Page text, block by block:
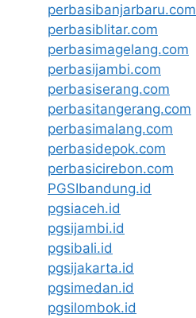
perbasibanjarbaru.com
perbasiblitar.com
perbasimagelang.com
perbasijambi.com
perbasiserang.com
perbasitangerang.com
perbasimalang.com
perbasidepok.com
perbasicirebon.com
PGSIbandung.id
pgsiaceh.id
pgsijambi.id
pgsibali.id
pgsijakarta.id
pgsimedan.id
pgsilombok.id